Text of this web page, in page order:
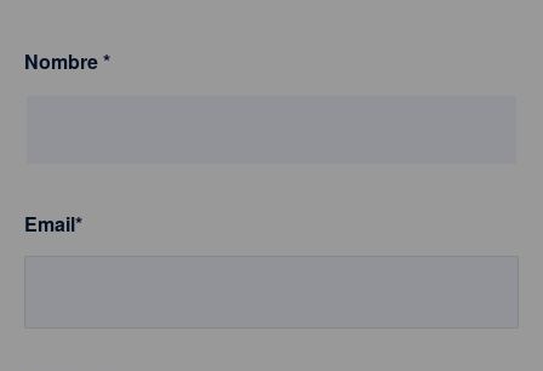
Nombre*
Email*